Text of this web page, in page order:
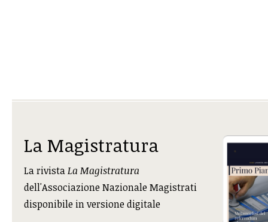
La Magistratura
La rivistaLa Magistratura
dell'Associazione Nazionale Magistrati
disponibile in versione digitale